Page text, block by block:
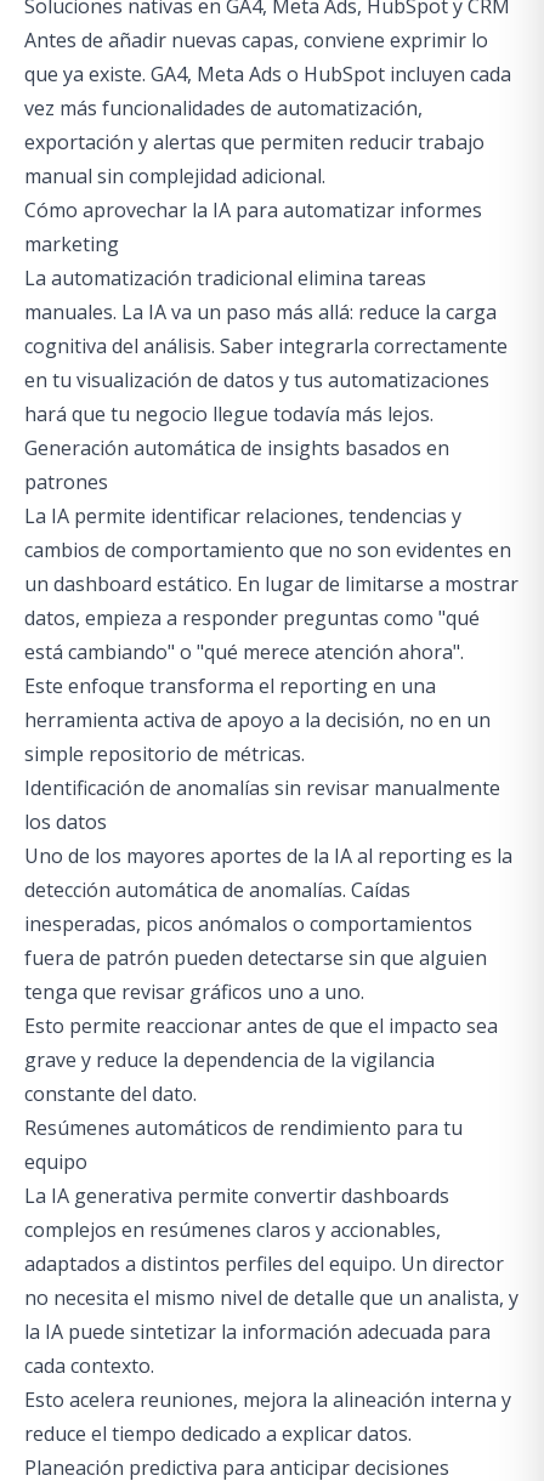
Soluciones nativas en GA4, Meta Ads, HubSpot y CRM
Antes de añadir nuevas capas, conviene exprimir lo
que ya existe. GA4, Meta Ads o HubSpot incluyen cada
vez más funcionalidades de automatización,
exportación y alertas que permiten reducir trabajo
manual sin complejidad adicional.
Cómo aprovechar la IA para automatizar informes
marketing
La automatización tradicional elimina tareas
manuales. La IA va un paso más allá: reduce la carga
cognitiva del análisis. Saber integrarla correctamente
en tu visualización de datos y tus automatizaciones
hará que tu negocio llegue todavía más lejos.
Generación automática de insights basados en
patrones
La IA permite identificar relaciones, tendencias y
cambios de comportamiento que no son evidentes en
un dashboard estático. En lugar de limitarse a mostrar
datos, empieza a responder preguntas como "qué
está cambiando" o "qué merece atención ahora".
Este enfoque transforma el reporting en una
herramienta activa de apoyo a la decisión, no en un
simple repositorio de métricas.
Identificación de anomalías sin revisar manualmente
los datos
Uno de los mayores aportes de la IA al reporting es la
detección automática de anomalías. Caídas
inesperadas, picos anómalos o comportamientos
fuera de patrón pueden detectarse sin que alguien
tenga que revisar gráficos uno a uno.
Esto permite reaccionar antes de que el impacto sea
grave y reduce la dependencia de la vigilancia
constante del dato.
Resúmenes automáticos de rendimiento para tu
equipo
La IA generativa permite convertir dashboards
complejos en resúmenes claros y accionables,
adaptados a distintos perfiles del equipo. Un director
no necesita el mismo nivel de detalle que un analista, y
la IA puede sintetizar la información adecuada para
cada contexto.
Esto acelera reuniones, mejora la alineación interna y
reduce el tiempo dedicado a explicar datos.
Planeación predictiva para anticipar decisiones